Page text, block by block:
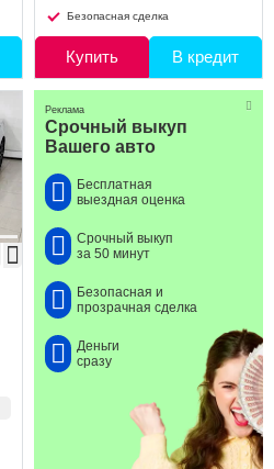
Безопасная сделка
Купить В кредит
Срочный выкуп
Вашего авто
Бесплатная
выездная оценка
Срочный выкуп
за 50 минут
Безопасная и
прозрачная сделка
Деньги
сразу
Реклама